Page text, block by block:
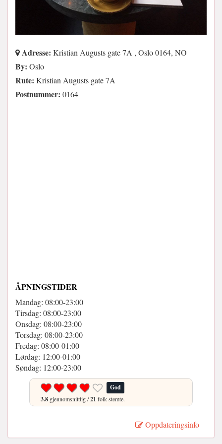
Adresse: Kristian Augusts gate 7A , Oslo 0164, NO
By: Oslo
Rute: Kristian Augusts gate 7A
Postnummer: 0164
ÅPNINGSTIDER
Mandag: 08:00-23:00
Tirsdag: 08:00-23:00
Onsdag: 08:00-23:00
Torsdag: 08:00-23:00
Fredag: 08:00-01:00
Lørdag: 12:00-01:00
Søndag: 12:00-23:00
God
3.8 gjennomsnittlig /21 folk stemte.
Oppdateringsinfo